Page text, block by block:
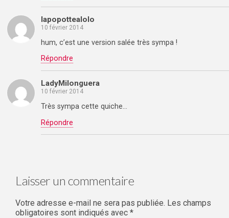
lapopottealolo
10 février 2014
hum, c’est une version salée très sympa !
Répondre
LadyMilonguera
10 février 2014
Très sympa cette quiche…
Répondre
Laisser un commentaire
Votre adresse e-mail ne sera pas publiée. Les champs
obligatoires sont indiqués avec *